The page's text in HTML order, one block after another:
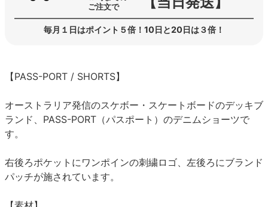
ご注文で
毎月１日はポイント５倍！10日と20日は３倍！
【PASS-PORT / SHORTS】
オーストラリア発信のスケボー・スケートボードのデッキブ
ランド、PASS-PORT（パスポート）のデニムショーツで
す。
右後ろポケットにワンポインの刺繍ロゴ、左後ろにブランド
パッチが施されています。